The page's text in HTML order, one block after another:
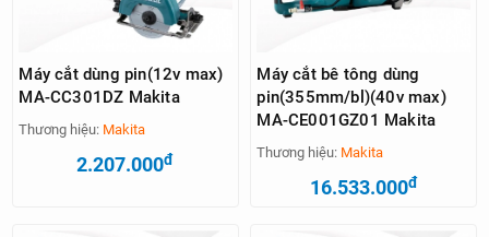
Máy cắt dùng pin(12v max)
MA-CC301DZ Makita
Thương hiệu: Makita
2.207.000đ
Máy cắt bê tông dùng
pin(355mm/bl)(40v max)
MA-CE001GZ01 Makita
Thương hiệu: Makita
16.533.000đ